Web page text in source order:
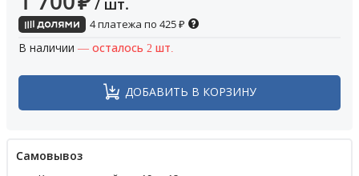
/ шт.
4 платежа по 425₽
В наличии — осталось 2 шт.
ДОБАВИТЬ В КОРЗИНУ
Cамовывоз